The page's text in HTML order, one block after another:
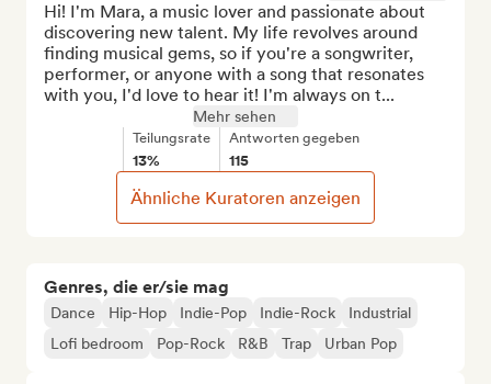
Genres, die er/sie mag
Dance Hip-Hop Indie-Pop Indie-Rock
Industrial
Lofi bedroom
Pop-Rock R&B Trap Urban Pop
Hi! I'm Mara, a music lover and passionate about
discovering new talent. My life revolves around
finding musical gems, so if you're a songwriter,
performer, or anyone with a song that resonates
with you, I'd love to hear it! I'm always on t...
Mehr sehen
Teilungsrate
13%
Antworten gegeben
115
Ähnliche Kuratoren anzeigen